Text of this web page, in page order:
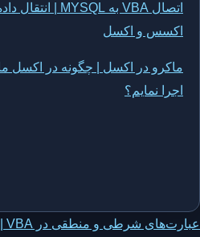
اکسس و اکسل
ماکرو در اکسل | چگونه در اکسل
اجرا نمایم؟
راهبری